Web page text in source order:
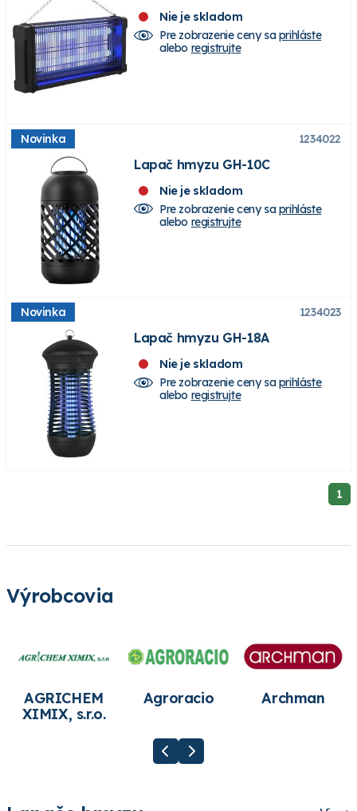
Nie je skladom
Pre zobrazenie ceny saprihláste
alebo registrujte
Novinka 1234022
Lapač hmyzu GH-10C
Nie je skladom
Pre zobrazenie ceny saprihláste
alebo registrujte
Novinka 1234023
Lapač hmyzu GH-18A
Nie je skladom
Pre zobrazenie ceny saprihláste
alebo registrujte
1
Výrobcovia
AGRICHEM
XIMIX, s.r.o.
Agroracio Archman